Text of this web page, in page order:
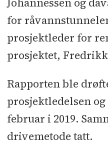
Johannessen og
for
prosjektleder for
prosjektet,
Rapporten ble
prosjektledelsen
februar i 2019.
drivemetode tatt.